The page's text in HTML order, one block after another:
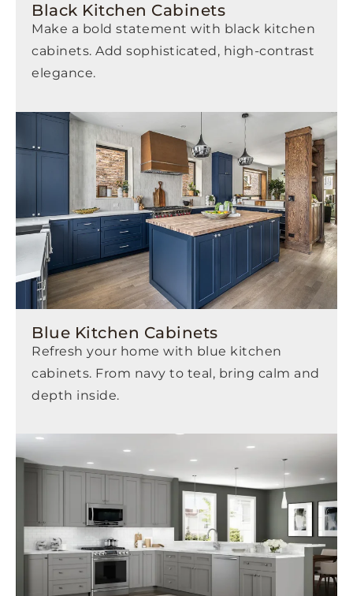
Black Kitchen Cabinets
Make a bold statement with black kitchen
cabinets. Add sophisticated, high-contrast
elegance.
Blue Kitchen Cabinets
Refresh your home with blue kitchen
cabinets. From navy to teal, bring calm and
depth inside.